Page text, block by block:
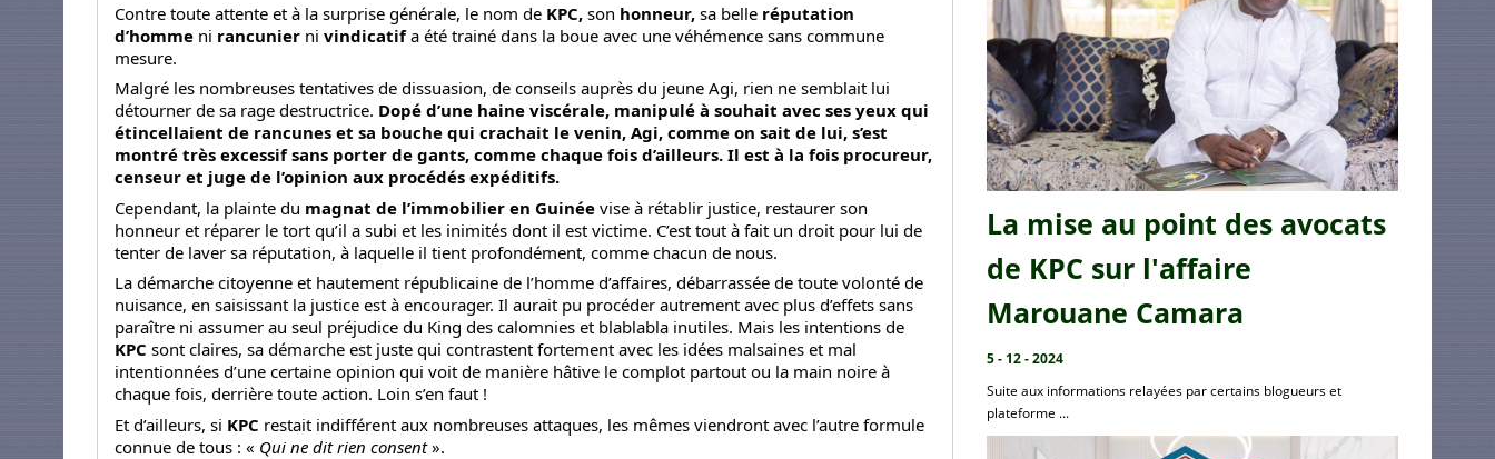
Contre toute attente et à la surprise générale, le nom de KPC, son honneur, sa belle réputation
d’homme ni rancunier ni vindicatifa été trainé dans la boue avec une véhémence sans commune
mesure.
Malgré les nombreuses tentatives de dissuasion, de conseils auprès du jeune Agi, rien ne semblait lui
détourner de sa rage destructrice. Dopé d’une haine viscérale, manipulé à souhait avec ses yeux qui
étincellaient de rancunes et sa bouche qui crachait le venin, Agi, comme on sait de lui, s’est
montré très excessif sans porter de gants, comme chaque fois d’ailleurs. Il est à la fois procureur,
censeur et juge de l’opinion aux procédés expéditifs.
Cependant, la plainte du magnat de l’immobilier en Guinée vise à rétablir justice, restaurer son
honneur et réparer le tort qu’il a subi et les inimités dont il est victime. C’est tout à fait un droit pour lui de
tenter de laver sa réputation, à laquelle il tient profondément, comme chacun de nous.
La démarche citoyenne et hautement républicaine de l’homme d’affaires, débarrassée de toute volonté de
nuisance, en saisissant la justice est à encourager. Il aurait pu procéder autrement avec plus d’effets sans
paraître ni assumer au seul préjudice du King des calomnies et blablabla inutiles. Mais les intentions de
KPC sont claires, sa démarche est juste qui contrastent fortement avec les idées malsaines et mal
intentionnées d’une certaine opinion qui voit de manière hâtive le complot partout ou la main noire à
chaque fois, derrière toute action. Loin s’en faut !
Et d’ailleurs, si KPC restait indifférent aux nombreuses attaques, les mêmes viendront avec l’autre formule
connue de tous : « Qui ne dit rien consent».
La mise au point des avocats
de KPC sur l'affaire
Marouane Camara
5 - 12 - 2024
Suite aux informations relayées par certains blogueurs et
plateforme ...